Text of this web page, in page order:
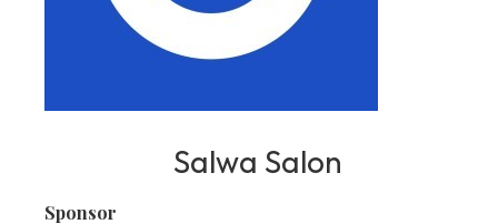
Salwa Salon
Sponsor